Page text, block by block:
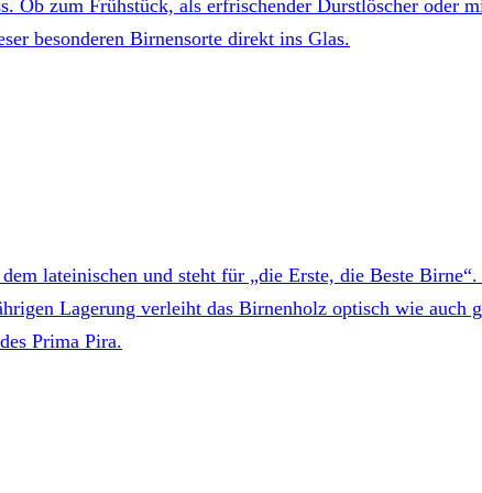
Ob zum Frühstück, als erfrischender Durstlöscher oder
besonderen Birnensorte direkt ins Glas.
lateinischen und steht für „die Erste, die Beste
Lagerung verleiht das Birnenholz optisch wie auch
Prima Pira.